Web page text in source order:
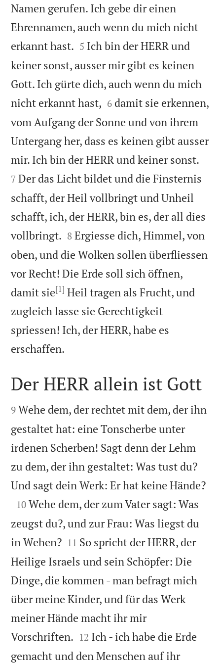
Namen gerufen. Ich gebe dir einen
Ehrennamen, auch wenn du mich nicht
erkannt hast. 

5 Ich bin der HERR und
keiner sonst, ausser mir gibt es keinen
Gott. Ich gürte dich, auch wenn du mich
nicht erkannt hast, 

6 damit sie erkennen,
vom Aufgang der Sonne und von ihrem
Untergang her, dass es keinen gibt ausser
mir. Ich bin der HERR und keiner sonst.
7 Der das Licht bildet und die Finsternis
schafft, der Heil vollbringt und Unheil
schafft, ich, der HERR, bin es, der all dies
vollbringt. 

8 Ergiesse dich, Himmel, von
oben, und die Wolken sollen überfliessen
vor Recht! Die Erde soll sich öffnen,
damit sie[1] Heil tragen als Frucht, und
zugleich lasse sie Gerechtigkeit
spriessen! Ich, der HERR, habe es
erschaffen.

Der HERR allein ist Gott

9 Wehe dem, der rechtet mit dem, der ihn
gestaltet hat: eine Tonscherbe unter
irdenen Scherben! Sagt denn der Lehm
zu dem, der ihn gestaltet: Was tust du?
Und sagt dein Werk: Er hat keine Hände?

10 Wehe dem, der zum Vater sagt: Was
zeugst du?, und zur Frau: Was liegst du
in Wehen?
11 So spricht der HERR, der
Heilige Israels und sein Schöpfer: Die
Dinge, die kommen - man befragt mich
über meine Kinder, und für das Werk
meiner Hände macht ihr mir
Vorschriften. 

12 Ich - ich habe die Erde
gemacht und den Menschen auf ihr